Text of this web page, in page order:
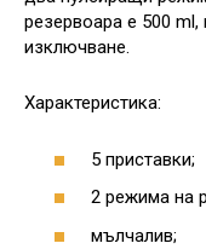
резервоара е 500
изключване.
Характеристика:
5 приставки;
2 режима на
мълчалив;